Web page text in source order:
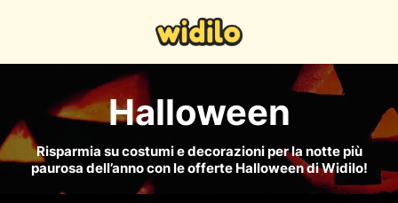
Halloween
Risparmia su costumi e decorazioni per la notte più
paurosa dell’anno con le offerte Halloween di Widilo!